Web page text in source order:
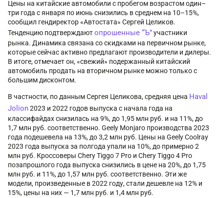
Цены на китайские автомобили с пробегом возрастом один–
три года с января по июнь снизились в среднем на 10–15%,
сообщил гендиректор «Автостата» Сергей Целиков.
Тенденцию подтверждаютопрошенные “Ъ”участники
рынка. Динамика связана со скидками на первичном рынке,
которые сейчас активно предлагают производители и дилеры.
В итоге, отмечает он, «свежий» подержанный китайский
автомобиль продать на вторичном рынке можно только с
большим дисконтом.
В частности, по данным Сергея Целикова, средняя цена Haval
Jolion2023 и 2022 годов выпуска с начала года на
классифайдах снизилась на 9%, до 1,95 млн руб. и на 11%, до
1,7 млн руб. соответственно. Geely Monjaro производства 2023
года подешевела на 13%, до 3,2 млн руб. Цены на Geely Coolray
2023 года выпуска за полгода упали на 10%, до примерно 2
млн руб. Кроссоверы Chery Tiggo 7 Pro и Chery Tiggo 4 Pro
позапрошлого года выпуска снизились в цене на 20%, до 1,75
млн руб. и 11%, до 1,57 млн руб. соответственно. Эти же
модели, произведенные в 2022 году, стали дешевле на 12% и
15%, цены на них — 1,7 млн руб. и 1,4 млн руб.